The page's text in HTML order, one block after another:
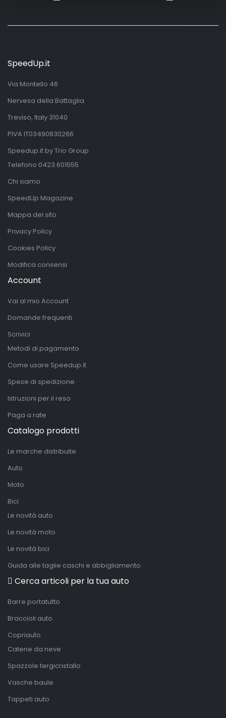
SpeedUp.it
Via Montello 46
Nervesa della Battaglia
Treviso, Italy 31040
PIVA IT03490830266
Speedup.it by Trio Group
Telefono 0423.601555
Chi siamo
SpeedUp Magazine
Mappa del sito
Privacy Policy
Cookies Policy
Modifica consensi
Account
Vai al mio Account
Domande frequenti
Scrivici
Metodi di pagamento
Come usare Speedup.it
Spese di spedizione
Istruzioni per il reso
Paga a rate
Catalogo prodotti
Le marche distribuite
Auto
Moto
Bici
Le novità auto
Le novità moto
Le novità bici
Guida alle taglie caschi e abbigliamento
Cerca articoli per la tua auto
Barre portatutto
Braccioli auto
Copriauto
Catene da neve
Spazzole tergicristallo
Vasche baule
Tappeti auto